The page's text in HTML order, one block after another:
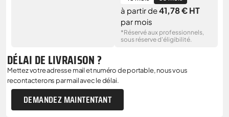
à partir de41,78 € HT
par mois
*Réservé aux professionnels,
sous réserve d'éligibilité.
DÉLAI DE LIVRAISON ?
Mettez votre adresse mail et numéro de portable, nous vous
recontacterons par mail avec le délai.
DEMANDEZ MAINTENTANT